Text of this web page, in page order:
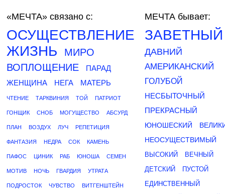
«МЕЧТА» связано с:
ОСУЩЕСТВЛЕНИЕ
ЖИЗНЬ
МИРО
ВОПЛОЩЕНИЕ
ПАРАД
ЖЕНЩИНА
НЕГА МАТЕРЬ
ЧТЕНИЕ ТАРКВИНИЯ ТОЙ ПАТРИОТ
ГОНЩИК СНОБ МОГУЩЕСТВО АБСУРД
ПЛАН ВОЗДУХ ЛУЧ РЕПЕТИЦИЯ
ФАНТАЗИЯ НЕДРА СОК КАМЕНЬ
ПАФОС ЦИНИК РАБ ЮНОША СЕМЕН
МОТИВ НОЧЬ ГВАРДИЯ УТРАТА
ПОДРОСТОК ЧУВСТВО ВИТГЕНШТЕЙН
МЕЧТА бывает:
ЗАВЕТНЫЙ
ДАВНИЙ
АМЕРИКАНСКИЙ
ГОЛУБОЙ
НЕСБЫТОЧНЫЙ
ПРЕКРАСНЫЙ
ЮНОШЕСКИЙ
НЕОСУЩЕСТВИМЫЙ
ВЫСОКИЙ
ВЕЧНЫЙ
ДЕТСКИЙ
ПУСТОЙ
ЕДИНСТВЕННЫЙ